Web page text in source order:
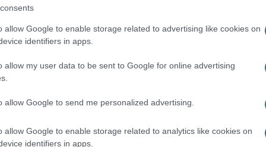
allow Google to enable storage related to advertising like cookies on
identifiers in apps.
allow my user data to be sent to Google for online advertising
allow Google to send me personalized advertising.
allow Google to enable storage related to analytics like cookies on
identifiers in apps.
ZNAČAJNA SREDSTVA: U Tuzlanskom
kantonu očekuju 3,5 miliona maraka
za program zapošljavanja
Saznaj više